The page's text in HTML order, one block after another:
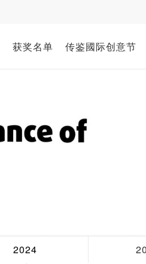
获奖名单 传鉴國际创意节
2024